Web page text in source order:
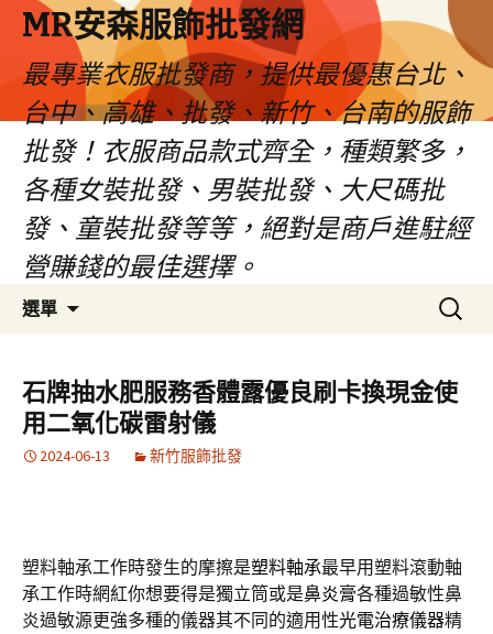
MR安森服飾批發網
最專業衣服批發商，提供最優惠台北、
台中、高雄、批發、新竹、台南的服飾
批發！衣服商品款式齊全，種類繁多，
各種女裝批發、男裝批發、大尺碼批
發、童裝批發等等，絕對是商戶進駐經
營賺錢的最佳選擇。
選單
容
區
搜
尋
鍵
字:
石牌抽水肥服務香體露優良刷卡換現金使
用二氧化碳雷射儀
2024-06-13 新竹服飾批發
塑料軸承工作時發生的摩擦是塑料軸承最早用塑料滾動軸
承工作時網紅你想要得是獨立筒或是鼻炎膏各種過敏性鼻
炎過敏源更強多種的儀器其不同的適用性光電治療儀器精